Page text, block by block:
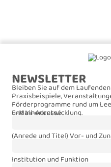
NEWSLETTER
Bleiben Sie auf dem
Praxisbeispiele,
Förderprogramme rund um
und Innenentwicklung.
E-Mail-Adresse
(Anrede und Titel) Vor- und
Institution und Funktion